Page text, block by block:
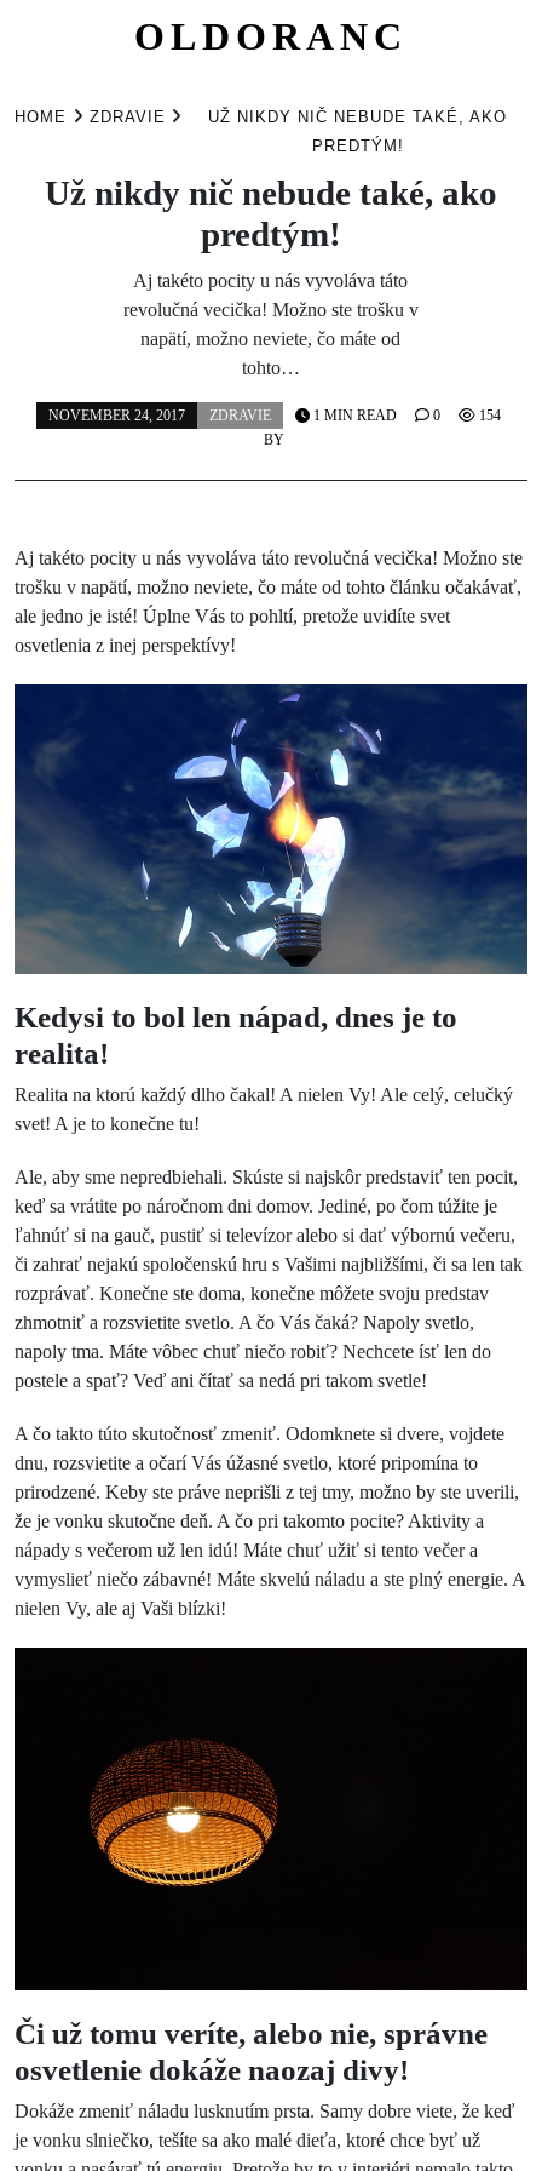
OLDORANC
HOME ZDRAVIE
UŽ NIKDY NIČ NEBUDE TAKÉ, AKO
PREDTÝM!
Už nikdy nič nebude také, ako
predtým!
Aj takéto pocity u nás vyvoláva táto
revolučná vecička! Možno ste trošku v
napätí, možno neviete, čo máte od
tohto…
NOVEMBER 24, 2017
ZDRAVIE
BY
1 MIN READ 0 154
Aj takéto pocity u nás vyvoláva táto revolučná vecička! Možno ste
trošku v napätí, možno neviete, čo máte od tohto článku očakávať,
ale jedno je isté! Úplne Vás to pohltí, pretože uvidíte svet
osvetlenia z inej perspektívy!
Kedysi to bol len nápad, dnes je to
realita!
Realita na ktorú každý dlho čakal! A nielen Vy! Ale celý, celučký
svet! A je to konečne tu!
Ale, aby sme nepredbiehali. Skúste si najskôr predstaviť ten pocit,
keď sa vrátite po náročnom dni domov. Jediné, po čom túžite je
ľahnúť si na gauč, pustiť si televízor alebo si dať výbornú večeru,
či zahrať nejakú spoločenskú hru s Vašimi najbližšími, či sa len tak
rozprávať. Konečne ste doma, konečne môžete svoju predstav
zhmotniť a rozsvietite svetlo. A čo Vás čaká? Napoly svetlo,
napoly tma. Máte vôbec chuť niečo robiť? Nechcete ísť len do
postele a spať? Veď ani čítať sa nedá pri takom svetle!
A čo takto túto skutočnosť zmeniť. Odomknete si dvere, vojdete
dnu, rozsvietite a očarí Vás úžasné svetlo, ktoré pripomína to
prirodzené. Keby ste práve neprišli z tej tmy, možno by ste uverili,
že je vonku skutočne deň. A čo pri takomto pocite? Aktivity a
nápady s večerom už len idú! Máte chuť užiť si tento večer a
vymyslieť niečo zábavné! Máte skvelú náladu a ste plný energie. A
nielen Vy, ale aj Vaši blízki!
Či už tomu veríte, alebo nie, správne
osvetlenie dokáže naozaj divy!
Dokáže zmeniť náladu lusknutím prsta. Samy dobre viete, že keď
je vonku slniečko, tešíte sa ako malé dieťa, ktoré chce byť už